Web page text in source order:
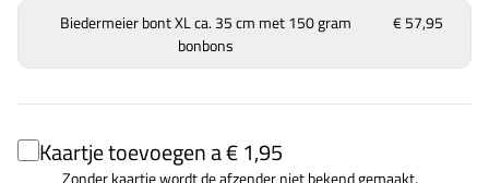
Biedermeier bont XL ca. 35 cm met 150 gram
bonbons
€ 57,95
Kaartje toevoegen a € 1,95
Zonder kaartje wordt de afzender niet bekend gemaakt.